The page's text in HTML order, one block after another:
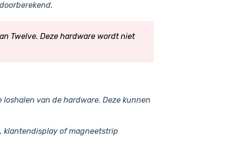
Twelve. Deze hardware wordt niet
van de hardware. Deze kunnen
klantendisplay of magneetstrip